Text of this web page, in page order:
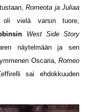
Romeota ja Juliaa
oli vielä varsin tuore,
West Side Story
näytelmään ja sen
Oscaria, Romeo
sai ehdokkuuden